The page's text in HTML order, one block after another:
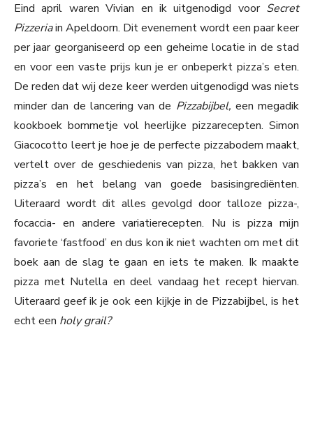
Eind april waren Vivian en ik uitgenodigd voor Secret
Pizzeriain Apeldoorn. Dit evenement wordt een paar keer
per jaar georganiseerd op een geheime locatie in de stad
en voor een vaste prijs kun je er onbeperkt pizza’s eten.
De reden dat wij deze keer werden uitgenodigd was niets
minder dan de lancering van de Pizzabijbel, een megadik
kookboek bommetje vol heerlijke pizzarecepten. Simon
Giacocotto leert je hoe je de perfecte pizzabodem maakt,
vertelt over de geschiedenis van pizza, het bakken van
pizza’s en het belang van goede basisingrediënten.
Uiteraard wordt dit alles gevolgd door talloze pizza-,
focaccia- en andere variatierecepten. Nu is pizza mijn
favoriete ‘fastfood’ en dus kon ik niet wachten om met dit
boek aan de slag te gaan en iets te maken. Ik maakte
pizza met Nutella en deel vandaag het recept hiervan.
Uiteraard geef ik je ook een kijkje in de Pizzabijbel, is het
echt een holy grail?